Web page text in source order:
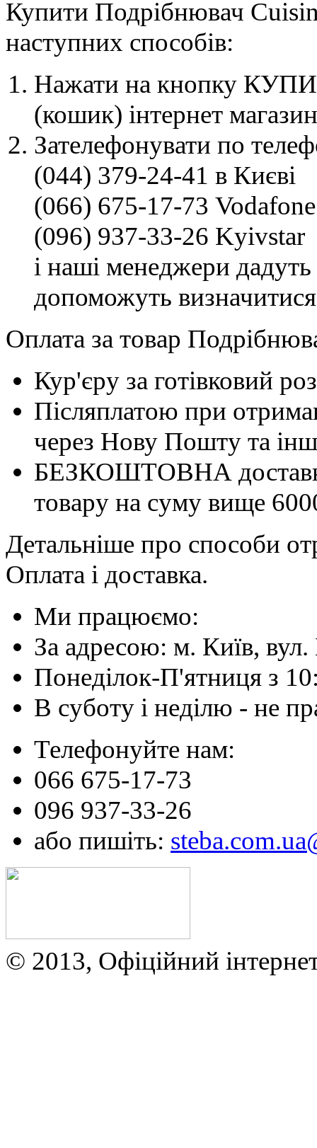
Купити Подрібнювач
наступних способів:
Нажати на кнопку
(кошик) інтернет
Зателефонувати по
(044) 379-24-41 в Києві
(066) 675-17-73 Vodafone
(096) 937-33-26 Kyivstar
і наші менеджери дадуть
допоможуть
Оплата за товар
Кур'єру за готівковий
Післяплатою при
через Нову Пошту та
БЕЗКОШТОВНА
товару на суму вище
Детальніше про способи
Оплата і доставка.
Ми працюємо:
За адресою: м. Київ, вул.
Понеділок-П'ятниця з
В суботу і неділю - не
Телефонуйте нам:
066 675-17-73
096 937-33-26
або пишіть:
© 2013, Офіційний